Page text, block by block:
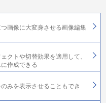
画像に大変身させる画像編集
クトや切替効果を適用して、
作成できる
みを表示させることもでき